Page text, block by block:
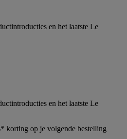
en het laatste Le
en het laatste Le
korting op je volgende bestelling